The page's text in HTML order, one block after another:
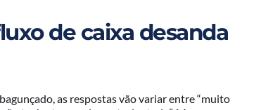
de caixa desanda
as respostas vão variar entre “muito